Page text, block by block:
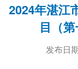
2024年湛江
目（
发布日